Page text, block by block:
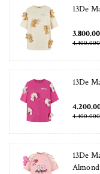
13De
13De
13De